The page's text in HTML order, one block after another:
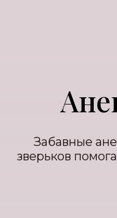
Забавные
зверьков